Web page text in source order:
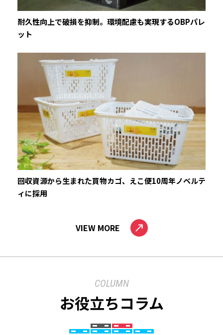
耐久性向上で破損を抑制。環境配慮も実現するOBPパレ
ット
回収資源から生まれた買物カゴ、えこ便10周年ノベルテ
ィに採用
VIEW MORE
COLUMN
お役立ちコラム